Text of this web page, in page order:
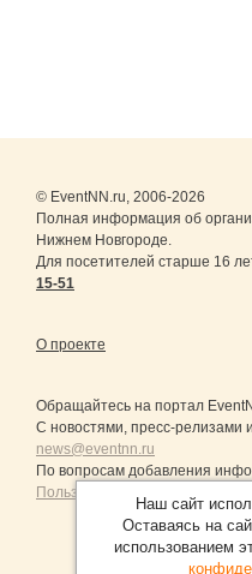
© EventNN.ru, 2006-2026
Полная информация об
Нижнем Новгороде.
Для посетителей старше 16
15-51
О проекте
Обращайтесь на портал
С новостями, пресс-релизами
news@eventnn.ru
По вопросам добавления
Пользовательское
Наш сайт
Оставаясь на
использованием